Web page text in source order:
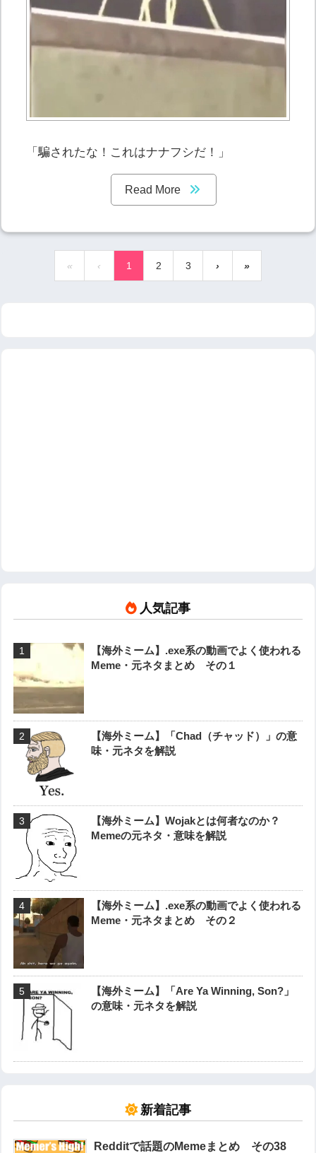
「騙されたな！これはナナフシだ！」
Read More
« ‹ 1 2 3 › »
人気記事
【海外ミーム】.exe系の動画でよく使われる
Meme・元ネタまとめ その１
【海外ミーム】「Chad（チャッド）」の意
味・元ネタを解説
【海外ミーム】Wojakとは何者なのか？
Memeの元ネタ・意味を解説
【海外ミーム】.exe系の動画でよく使われる
Meme・元ネタまとめ その２
【海外ミーム】「Are Ya Winning, Son?」
の意味・元ネタを解説
新着記事
Redditで話題のMemeまとめ その38